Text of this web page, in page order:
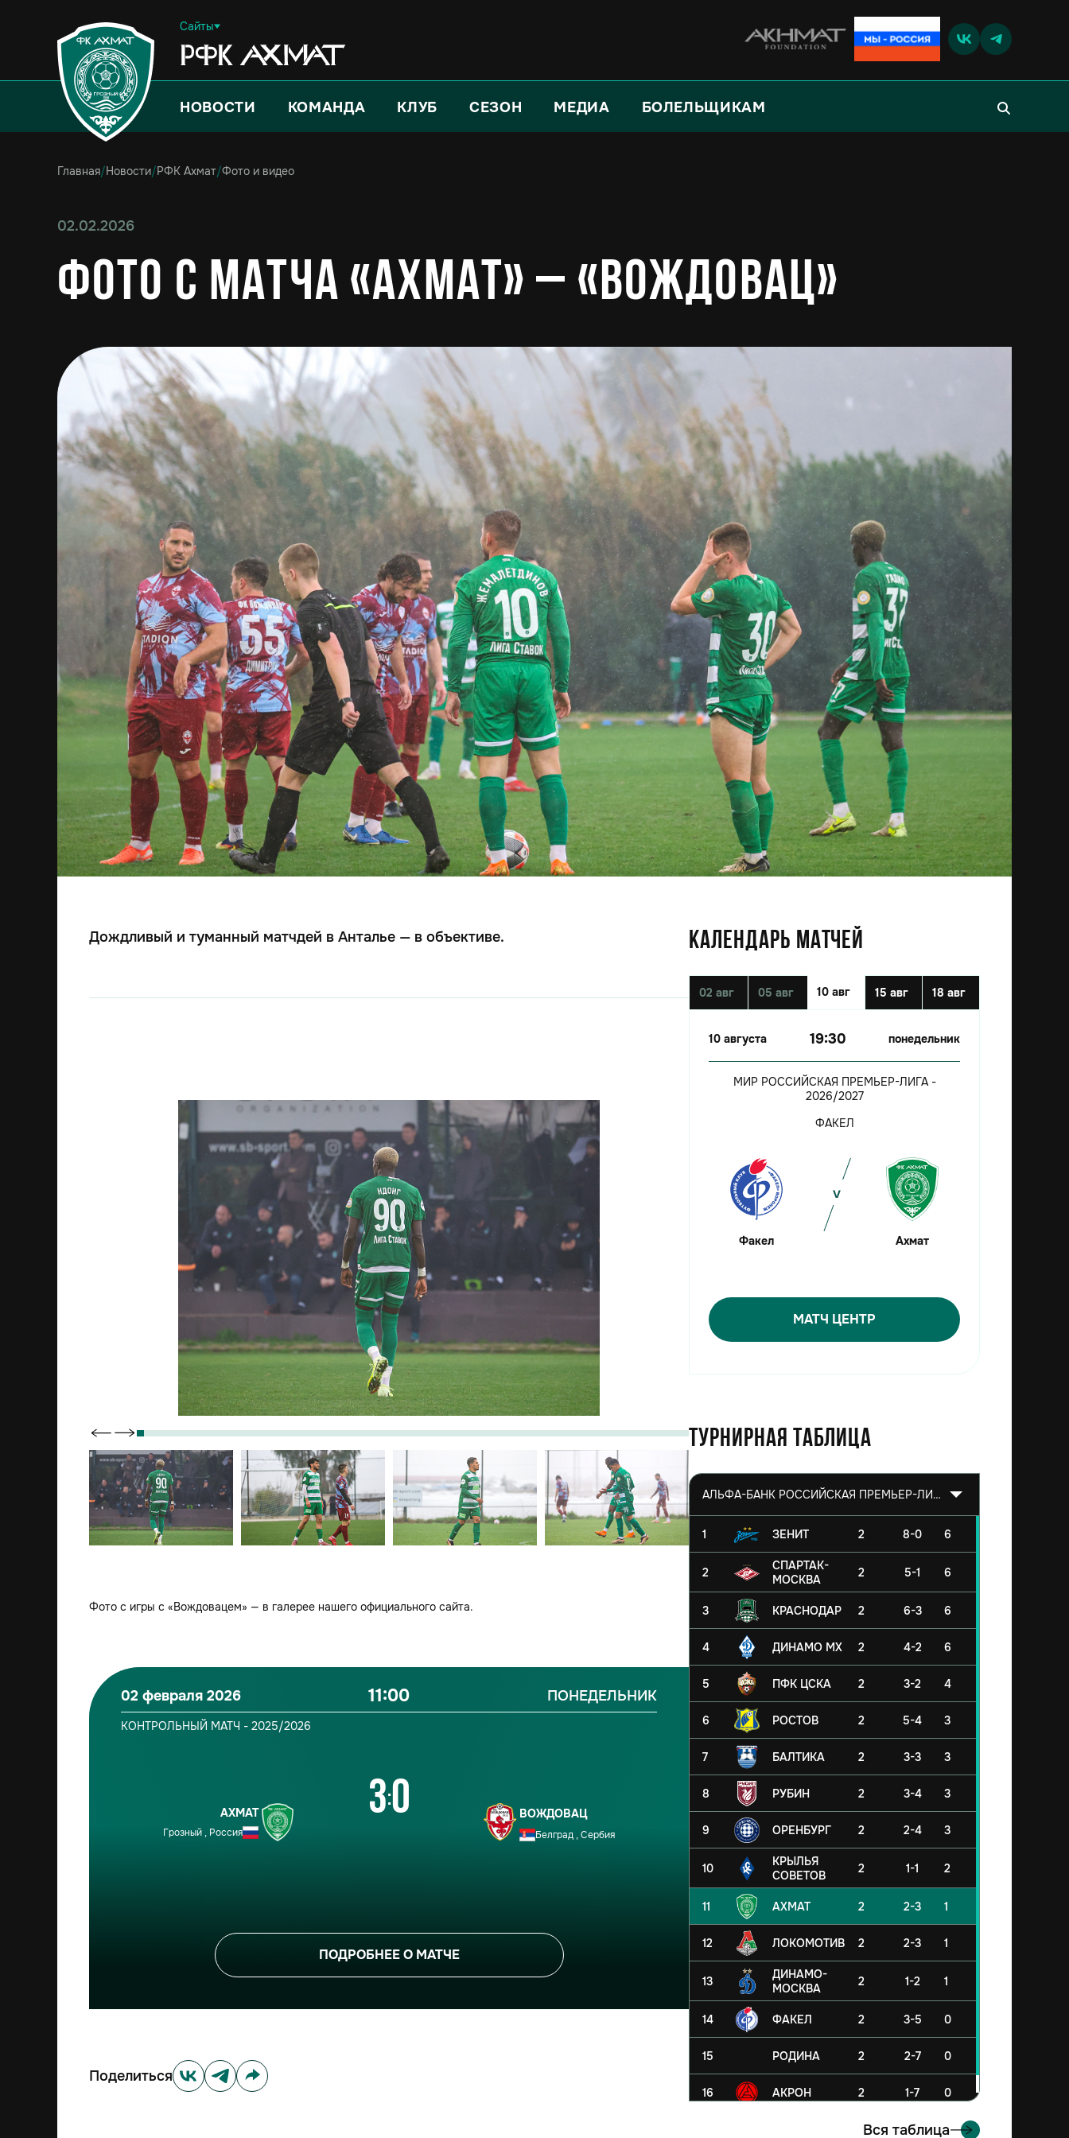
Сайты
НОВОСТИ КОМАНДА КЛУБ СЕЗОН МЕДИА БОЛЕЛЬЩИКАМ
Главная/Новости/РФК Ахмат/Фото и видео
02.02.2026
Фото с матча «Ахмат» – «Вождовац»
КАЛЕНДАРЬ МАТЧЕЙ
02 авг 05 авг 10 авг 15 авг 18 авг
10 августа 19:30 понедельник
МИР РОССИЙСКАЯ ПРЕМЬЕР-ЛИГА -
2026/2027
ФАКЕЛ
Факел Ахмат
МАТЧ ЦЕНТР
Турнирная таблица
АЛЬФА-БАНК РОССИЙСКАЯ ПРЕМЬЕР-ЛИГА 2026/2027
1 ЗЕНИТ 2 8-0 6
2
СПАРТАК-
МОСКВА
2 5-1 6
3 КРАСНОДАР 2 6-3 6
4 ДИНАМО МХ 2 4-2 6
5 ПФК ЦСКА 2 3-2 4
6 РОСТОВ 2 5-4 3
7 БАЛТИКА 2 3-3 3
8 РУБИН 2 3-4 3
9 ОРЕНБУРГ 2 2-4 3
10
КРЫЛЬЯ
СОВЕТОВ
2 1-1 2
11 АХМАТ 2 2-3 1
12 ЛОКОМОТИВ 2 2-3 1
13
ДИНАМО-
МОСКВА
2 1-2 1
14 ФАКЕЛ 2 3-5 0
15 РОДИНА 2 2-7 0
16 АКРОН 2 1-7 0
Вся таблица
Дождливый и туманный матчдей в Анталье — в объективе.
Фото с игры с «Вождовацем» — в галерее нашего официального сайта.
02 февраля 2026 11:00 ПОНЕДЕЛЬНИК
КОНТРОЛЬНЫЙ МАТЧ - 2025/2026
АХМАТ
Грозный , Россия
3:0 ВОЖДОВАЦ
Белград , Сербия
ПОДРОБНЕЕ О МАТЧЕ
Поделиться